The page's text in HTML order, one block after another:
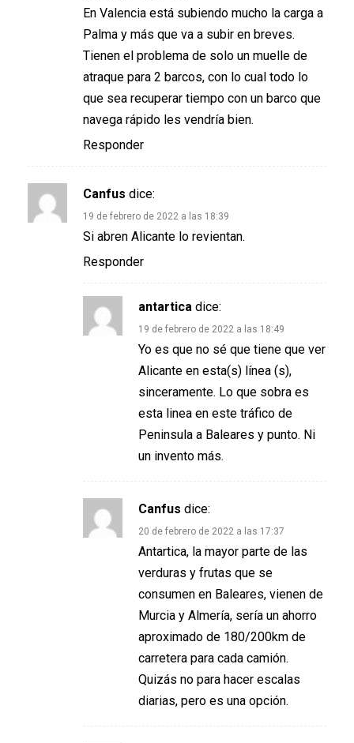
En Valencia está subiendo mucho la carga a
Palma y más que va a subir en breves.
Tienen el problema de solo un muelle de
atraque para 2 barcos, con lo cual todo lo
que sea recuperar tiempo con un barco que
navega rápido les vendría bien.
Responder
Canfus dice:
19 de febrero de 2022 a las 18:39
Si abren Alicante lo revientan.
Responder
antartica dice:
19 de febrero de 2022 a las 18:49
Yo es que no sé que tiene que ver
Alicante en esta(s) línea (s),
sinceramente. Lo que sobra es
esta linea en este tráfico de
Peninsula a Baleares y punto. Ni
un invento más.
Canfus dice:
20 de febrero de 2022 a las 17:37
Antartica, la mayor parte de las
verduras y frutas que se
consumen en Baleares, vienen de
Murcia y Almería, sería un ahorro
aproximado de 180/200km de
carretera para cada camión.
Quizás no para hacer escalas
diarias, pero es una opción.